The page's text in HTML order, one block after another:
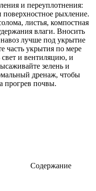
и переуплотнения:
рыхление.
листья, компостная
влаги. Вносить
лучше под укрытие
часть укрытия по мере
и вентиляцию, и
зелень и
дренаж, чтобы
прогрев почвы.
Содержание